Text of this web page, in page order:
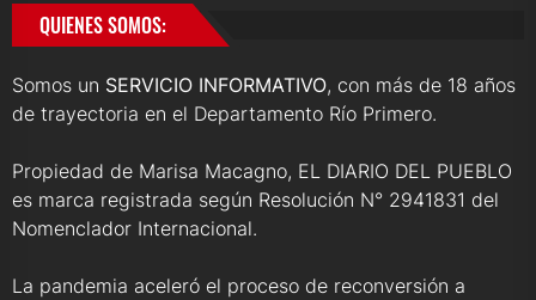
QUIENES SOMOS:
Somos un SERVICIO INFORMATIVO, con más de 18 años
de trayectoria en el Departamento Río Primero.
Propiedad de Marisa Macagno, EL DIARIO DEL PUEBLO
es marca registrada según Resolución N° 2941831 del
Nomenclador Internacional.
La pandemia aceleró el proceso de reconversión a